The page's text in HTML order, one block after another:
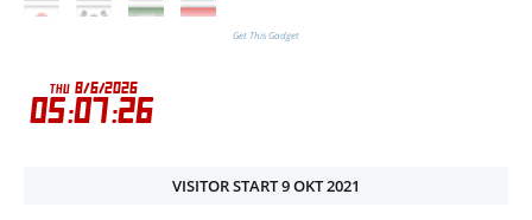
Get This Gadget
VISITOR START 9 OKT 2021